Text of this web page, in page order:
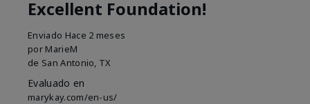
Excellent Foundation!
Enviado Hace 2 meses
por MarieM
de San Antonio, TX
Evaluado en
marykay.com/en-us/